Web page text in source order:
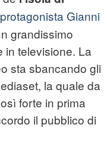
Gianni
grandissimo
in televisione. La
sta sbancando gli
la quale da
forte in prima
il pubblico di